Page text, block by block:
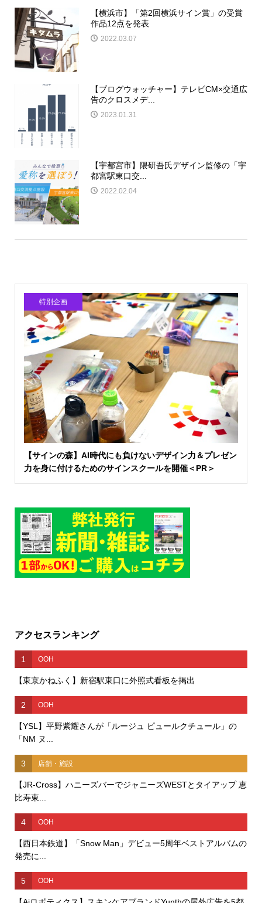
【横浜市】「第2回横浜サイン賞」の受賞
作品12点を発表
2022.03.07
【ブログウォッチャー】テレビCM×交通広
告のクロスメデ...
2023.01.31
【宇都宮市】隈研吾氏デザイン監修の「宇
都宮駅東口交...
2022.02.04
特別企画
【サインの森】AI時代にも負けないデザイン力＆プレゼン
力を身に付けるためのサインスクールを開催＜PR＞
アクセスランキング
1 OOH
【東京かねふく】新宿駅東口に外照式看板を掲出
2 OOH
【YSL】平野紫耀さんが「ルージュ ピュールクチュール」の
「NM ヌ...
3 店舗・施設
【JR-Cross】ハニーズバーでジャニーズWESTとタイアップ 恵
比寿東...
4 OOH
【西日本鉄道】「Snow Man」デビュー5周年ベストアルバムの
発売に...
5 OOH